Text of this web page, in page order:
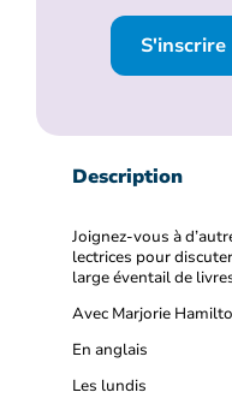
S'inscrire
Description
Joignez-vous à
lectrices pour
large éventail de
Avec Marjorie
En anglais
Les lundis